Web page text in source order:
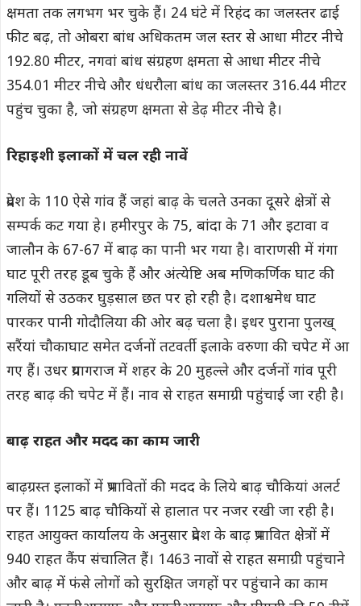
क्षमता तक लगभग भर चुके हैं। 24 घंटे में रिहंद का जलस्तर ढाई
फीट बढ़, तो ओबरा बांध अधिकतम जल स्तर से आधा मीटर नीचे
192.80 मीटर, नगवां बांध संग्रहण क्षमता से आधा मीटर नीचे
354.01 मीटर नीचे और धंधरौला बांध का जलस्तर 316.44 मीटर
पहुंच चुका है, जो संग्रहण क्षमता से डेढ़ मीटर नीचे है।
रिहाइशी इलाकों में चल रही नावें
प्रदेश के 110 ऐसे गांव हैं जहां बाढ़ के चलते उनका दूसरे क्षेत्रों से
सम्पर्क कट गया हे। हमीरपुर के 75, बांदा के 71 और इटावा व
जालौन के 67-67 में बाढ़ का पानी भर गया है। वाराणसी में गंगा
घाट पूरी तरह डूब चुके हैं और अंत्येष्टि अब मणिकर्णिक घाट की
गलियों से उठकर घुड़साल छत पर हो रही है। दशाश्वमेध घाट
पारकर पानी गोदौलिया की ओर बढ़ चला है। इधर पुराना पुलख्
सरैंयां चौकाघाट समेत दर्जनों तटवर्ती इलाके वरुणा की चपेट में आ
गए हैं। उधर प्रयागराज में शहर के 20 मुहल्ले और दर्जनों गांव पूरी
तरह बाढ़ की चपेट में हैं। नाव से राहत समाग्री पहुंचाई जा रही है।
बाढ़ राहत और मदद का काम जारी
बाढ़ग्रस्त इलाकों में प्रभावितों की मदद के लिये बाढ़ चौकियां अलर्ट
पर हैं। 1125 बाढ़ चौकियों से हालात पर नजर रखी जा रही है।
राहत आयुक्त कार्यालय के अनुसार प्रदेश के बाढ़ प्रभावित क्षेत्रों में
940 राहत कैंप संचालित हैं। 1463 नावों से राहत समाग्री पहुंचाने
और बाढ़ में फंसे लोगों को सुरक्षित जगहों पर पहुंचाने का काम